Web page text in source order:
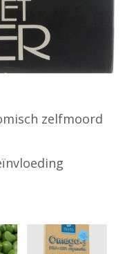
zelfmoord